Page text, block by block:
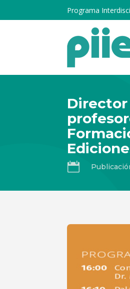
Programa
Director
